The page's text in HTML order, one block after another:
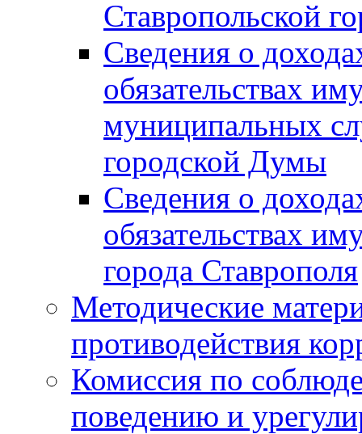
Ставропольской
Сведения о
обязательствах
муниципальных
городской Думы
Сведения о
обязательствах
города Ставрополя
Методические
противодействия
Комиссия по
поведению и